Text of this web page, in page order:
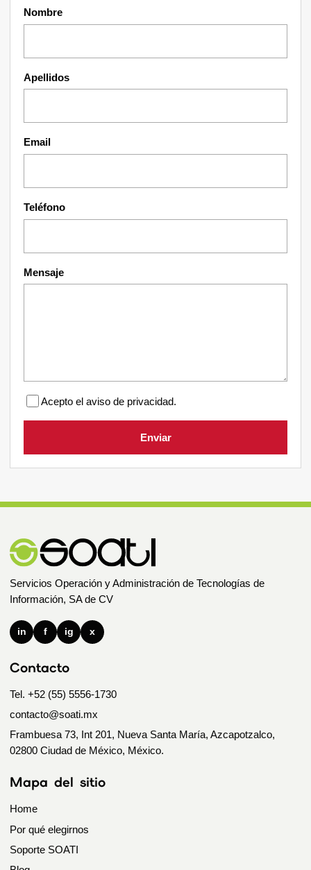
Nombre
Apellidos
Email
Teléfono
Mensaje
Acepto el aviso de privacidad.
Enviar
Servicios Operación y Administración de Tecnologías de
Información, SA de CV
in f ig x
Contacto
Tel. +52 (55) 5556-1730
contacto@soati.mx
Frambuesa 73, Int 201, Nueva Santa María, Azcapotzalco,
02800 Ciudad de México, México.
Mapa del sitio
Home
Por qué elegirnos
Soporte SOATI